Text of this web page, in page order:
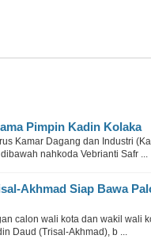
Pimpin Kadin Kolaka
Kamar Dagang dan Industri
nahkoda Vebrianti Safr ...
Akhmad Siap Bawa
calon wali kota dan wakil wali
Daud (Trisal-Akhmad), b ...